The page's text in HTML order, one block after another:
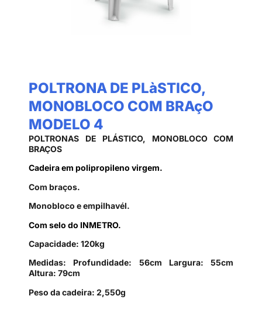
POLTRONA DE PLàSTICO,
MONOBLOCO COM BRAçO
MODELO 4
POLTRONAS DE PLÁSTICO, MONOBLOCO COM
BRAÇOS
Cadeira em polipropileno virgem.
Com braços.
Monobloco e empilhavél.
Com selo do INMETRO.
Capacidade: 120kg
Medidas: Profundidade: 56cm Largura: 55cm
Altura: 79cm
Peso da cadeira: 2,550g